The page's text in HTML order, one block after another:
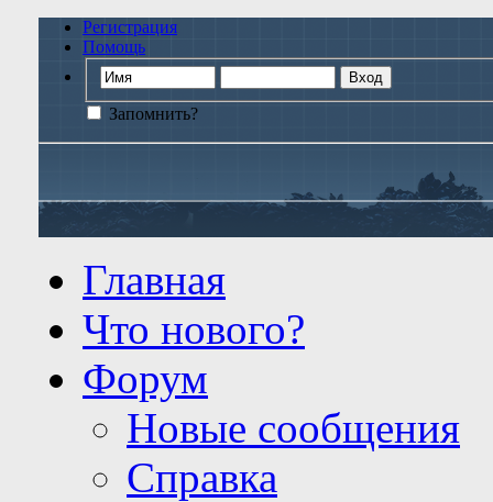
Регистрация
Помощь
Запомнить?
Главная
Что нового?
Форум
Новые сообщения
Справка